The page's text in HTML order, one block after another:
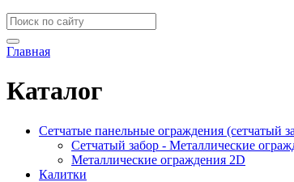
Главная
Каталог
Сетчатые панельные ограждения (сетчатый
Сетчатый забор - Металлические
Металлические ограждения 2D
Калитки